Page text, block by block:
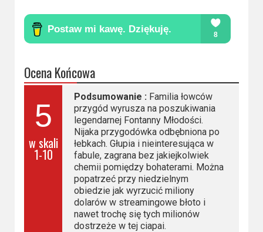
Ocena Końcowa
5
w skali
1-10
Podsumowanie : Familia łowców
przygód wyrusza na poszukiwania
legendarnej Fontanny Młodości.
Nijaka przygodówka odbębniona po
łebkach. Głupia i nieinteresująca w
fabule, zagrana bez jakiejkolwiek
chemii pomiędzy bohaterami. Można
popatrzeć przy niedzielnym
obiedzie jak wyrzucić miliony
dolarów w streamingowe błoto i
nawet trochę się tych milionów
dostrzeże w tej ciapai.